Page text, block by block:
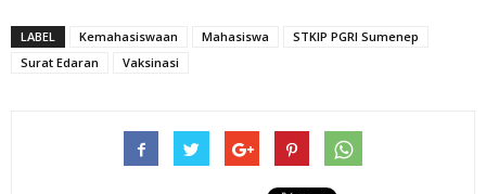
LABEL Kemahasiswaan Mahasiswa
STKIP PGRI Sumenep
Surat Edaran
Vaksinasi